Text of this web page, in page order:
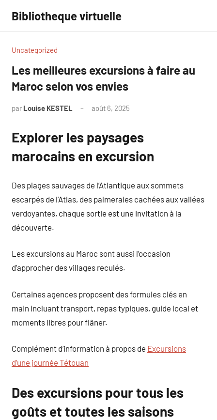
contenu
Bibliotheque virtuelle
Uncategorized
Les meilleures excursions à faire au
Maroc selon vos envies
par Louise KESTEL août 6, 2025
Explorer les paysages
marocains en excursion
Des plages sauvages de l’Atlantique aux sommets
escarpés de l’Atlas, des palmeraies cachées aux vallées
verdoyantes, chaque sortie est une invitation à la
découverte.
Les excursions au Maroc sont aussi l’occasion
d’approcher des villages reculés.
Certaines agences proposent des formules clés en
main incluant transport, repas typiques, guide local et
moments libres pour flâner.
Complément d’information à propos de Excursions
d’une journée Tétouan
Des excursions pour tous les
goûts et toutes les saisons